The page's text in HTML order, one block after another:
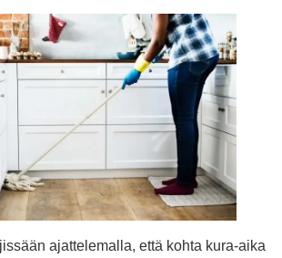
ajattelemalla, että kohta kura-aika